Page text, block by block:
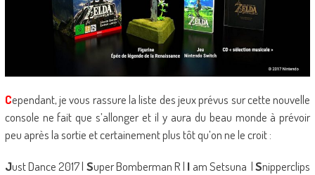
Cependant, je vous rassure la liste des jeux prévus sur cette nouvelle
console ne fait que s’allonger et il y aura du beau monde à prévoir
peu après la sortie et certainement plus tôt qu’on ne le croit :
Just Dance 2017 | Super Bomberman R | I am Setsuna |Snipperclips